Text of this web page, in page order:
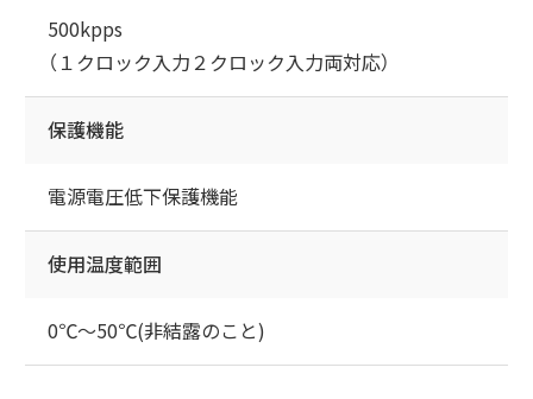
500kpps
（１クロック入力２クロック入力両対応）
保護機能
電源電圧低下保護機能
使用温度範囲
0℃～50℃(非結露のこと)